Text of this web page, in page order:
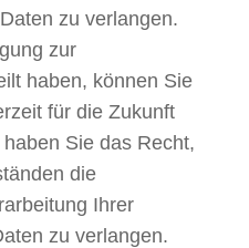
zu verlangen.
zur
haben, können Sie
für die Zukunft
Sie das Recht,
die
Ihrer
zu verlangen.